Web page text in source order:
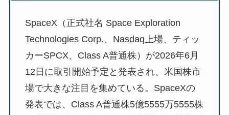
SpaceX（正式社名 Space Exploration
Technologies Corp.、Nasdaq上場、ティッ
カーSPCX、Class A普通株）が2026年6月
12日に取引開始予定と発表され、米国株市
場で大きな注目を集めている。SpaceXの
発表では、Class A普通株5億5555万5555株